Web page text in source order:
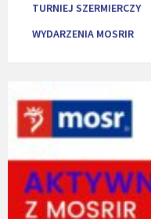
TURNIEJ SZERMIERCZY
WYDARZENIA MOSRIR